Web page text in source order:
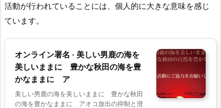
活動が行われていることには、個人的に大きな意味を感じ
ています。
オンライン署名 · 美しい男鹿の海を
美しいままに 豊かな秋田の海を豊
かなままに ア
美しい男鹿の海を美しいままに 豊かな秋田
の海を豊かなままに アオコ放出の抑制と澄